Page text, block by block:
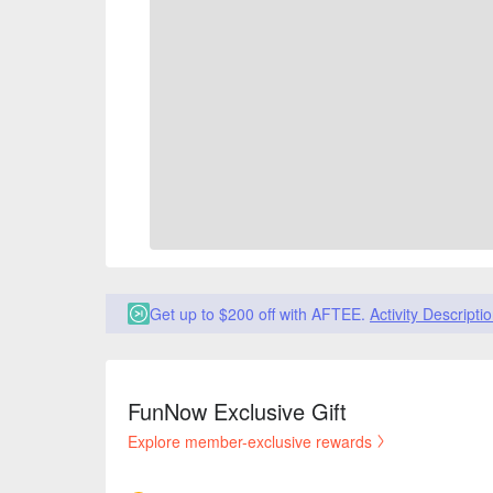
Get up to $200 off with AFTEE. Activity
FunNow Exclusive Gift
Explore member-exclusive rewards